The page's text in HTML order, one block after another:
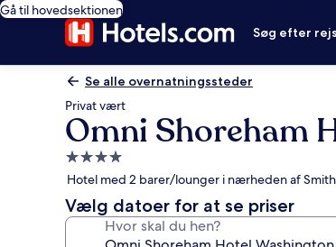
Gå til hovedsektionen
Søg efter
Se alle overnatningssteder
Privat vært
Omni Shoreham
4.0-
stjernet
overnatningssted
Hotel med 2 barer/lounger i nærheden af
Vælg datoer for at se priser
Hvor skal du hen?